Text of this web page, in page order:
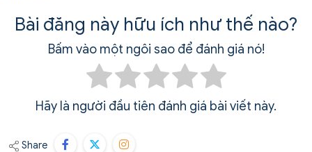
Bài đăng này hữu ích như thế nào?
Bấm vào một ngôi sao để đánh giá nó!
Hãy là người đầu tiên đánh giá bài viết này.
Share